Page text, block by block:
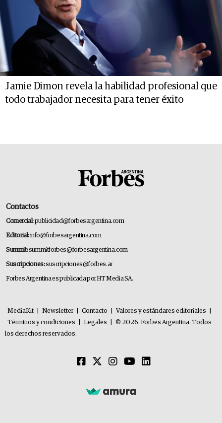
Jamie Dimon revela la habilidad profesional que
todo trabajador necesita para tener éxito
Contactos
Comercial:publicidad@forbesargentina.com
Editorial:info@forbesargentina.com
Summit:summitforbes@forbesargentina.com
Suscripciones:suscripciones@forbes.ar
Forbes Argentina es publicada por HT Media SA.
MediaKit Newsletter Contacto Valores y estándares editoriales
Términos y condiciones
Legales
© 2026. Forbes Argentina. Todos
los derechos reservados.